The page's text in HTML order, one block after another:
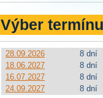
Výber termínu
28.09.2026
8 dní
18.06.2027
8 dní
16.07.2027
8 dní
24.09.2027
8 dní